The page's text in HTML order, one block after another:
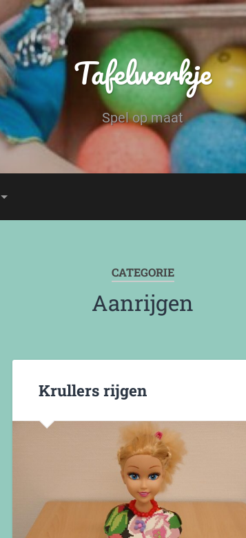
Tafelwerkje
Spel op maat
CATEGORIE
Aanrijgen
Krullers rijgen